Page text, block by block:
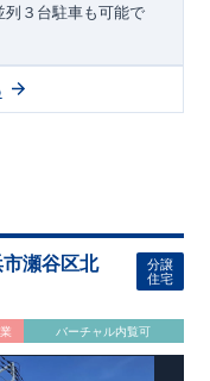
列３台駐車も可能で
瀬谷区北
分譲
住宅
バーチャル内覧可